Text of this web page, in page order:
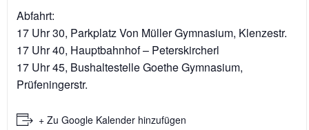
Abfahrt:
17 Uhr 30, Parkplatz Von Müller Gymnasium, Klenzestr.
17 Uhr 40, Hauptbahnhof – Peterskircherl
17 Uhr 45, Bushaltestelle Goethe Gymnasium,
Prüfeningerstr.
+ Zu Google Kalender hinzufügen